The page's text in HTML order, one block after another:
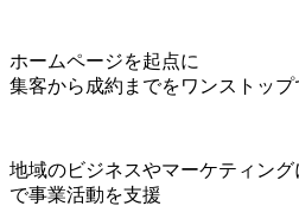
ホームページを起点に
集客から成約までをワンストップ
地域のビジネスやマーケティン
で事業活動を支援